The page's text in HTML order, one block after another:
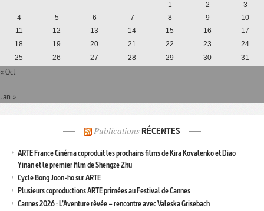
1 2
3
4
5 6 7 8 9
10
11
12 13 14 15 16
17
18
19 20 21 22 23
24
25
26 27 28 29 30 31
« Oct
Jan »
Publications RÉCENTES
ARTE France Cinéma coproduit les prochains films de Kira Kovalenko et Diao
Yinan et le premier film de Shengze Zhu
Cycle Bong Joon-ho sur ARTE
Plusieurs coproductions ARTE primées au Festival de Cannes
Cannes 2026 : L’Aventure rêvée – rencontre avec Valeska Grisebach